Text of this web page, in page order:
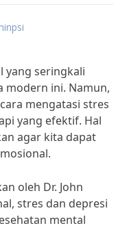
yang seringkali
modern ini. Namun,
mengatasi stres
yang efektif. Hal
agar kita dapat
oleh Dr. John
stres dan depresi
mental